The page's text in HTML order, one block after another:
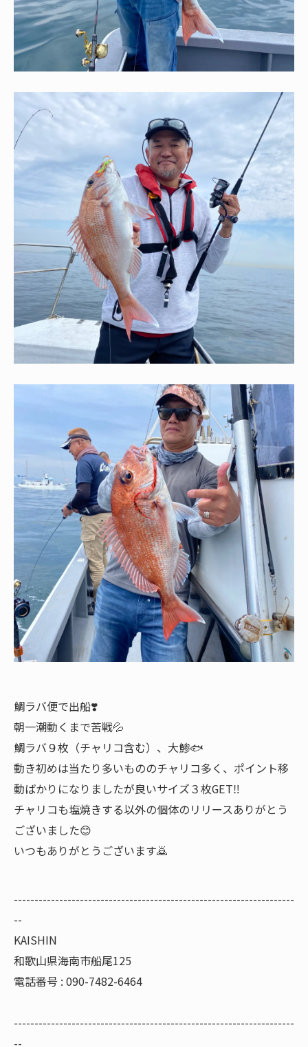
鯛ラバ便で出船❣️
朝一潮動くまで苦戦💦
鯛ラバ９枚（チャリコ含む）、大鯵🐟
動き初めは当たり多いもののチャリコ多く、ポイント移
動ばかりになりましたが良いサイズ３枚GET‼️
チャリコも塩焼きする以外の個体のリリースありがとう
ございました😊
いつもありがとうございます🙇
--------------------------------------------------------------------
--
KAISHIN
和歌山県海南市船尾125
電話番号 : 090-7482-6464
--------------------------------------------------------------------
--